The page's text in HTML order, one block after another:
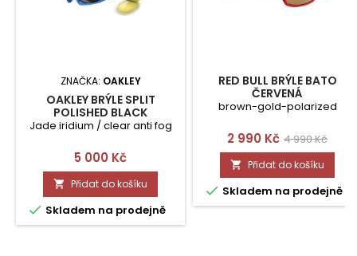
ZNAČKA: OAKLEY
OAKLEY BRÝLE SPLIT
POLISHED BLACK
Jade iridium / clear anti fog
Cena
5 000 Kč
 Přidat do košíku
 Skladem na prodejně
RED BULL BRÝLE BATO
ČERVENÁ
brown-gold-polarized
Cena
2 990 Kč Běžná
cena
4 990 Kč
 Přidat do košíku
 Skladem na prodejně